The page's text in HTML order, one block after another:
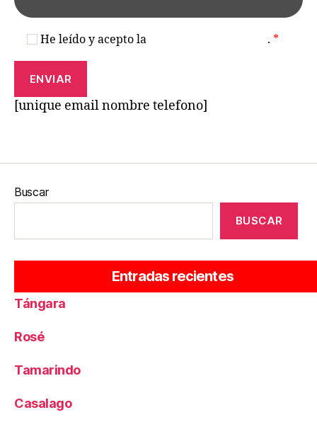
He leído y acepto la . *
[unique email nombre telefono]
Buscar
BUSCAR
Entradas recientes
Tángara
Rosé
Tamarindo
Casalago